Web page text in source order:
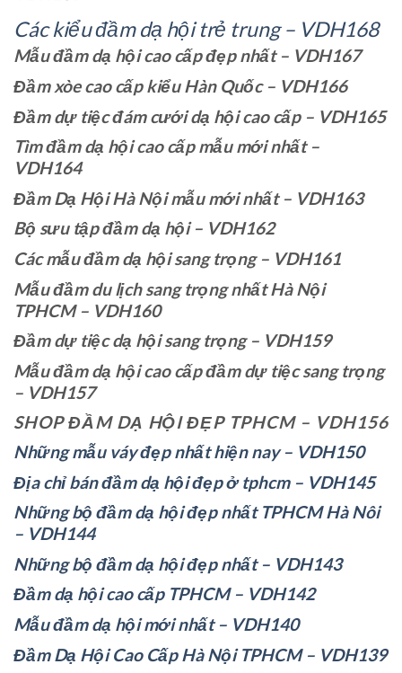
Các kiểu đầm dạ hội trẻ trung – VDH168
Mẫu đầm dạ hội cao cấp đẹp nhất – VDH167
Đầm xòe cao cấp kiểu Hàn Quốc – VDH166
Đầm dự tiệc đám cưới dạ hội cao cấp – VDH165
Tìm đầm dạ hội cao cấp mẫu mới nhất –
VDH164
Đầm Dạ Hội Hà Nội mẫu mới nhất – VDH163
Bộ sưu tập đầm dạ hội – VDH162
Các mẫu đầm dạ hội sang trọng – VDH161
Mẫu đầm du lịch sang trọng nhất Hà Nội
TPHCM – VDH160
Đầm dự tiệc dạ hội sang trọng – VDH159
Mẫu đầm dạ hội cao cấp đầm dự tiệc sang trọng
– VDH157
SHOP ĐẦM DẠ HỘI ĐẸP TPHCM – VDH156
Những mẫu váy đẹp nhất hiện nay – VDH150
Địa chỉ bán đầm dạ hội đẹp ở tphcm – VDH145
Những bộ đầm dạ hội đẹp nhất TPHCM Hà Nôi
– VDH144
Những bộ đầm dạ hội đẹp nhất – VDH143
Đầm dạ hội cao cấp TPHCM – VDH142
Mẫu đầm dạ hội mới nhất – VDH140
Đầm Dạ Hội Cao Cấp Hà Nội TPHCM – VDH139